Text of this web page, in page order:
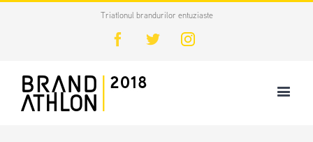
Triatlonul brandurilor entuziaste
FacebookTwitterInstagram